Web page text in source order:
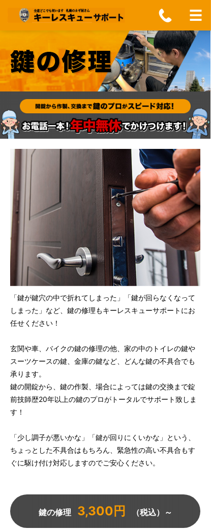
「鍵が鍵穴の中で折れてしまった」「鍵が回らなくなって
しまった」など、鍵の修理もキーレスキューサポートにお
任せください！
玄関や車、バイクの鍵の修理の他、家の中のトイレの鍵や
スーツケースの鍵、金庫の鍵など、どんな鍵の不具合でも
承ります。
鍵の開錠から、鍵の作製、場合によっては鍵の交換まで錠
前技師歴20年以上の鍵のプロがトータルでサポート致しま
す！
「少し調子が悪いかな」「鍵が回りにくいかな」という、
ちょっとした不具合はもちろん、緊急性の高い不具合もす
ぐに駆け付け対応しますのでご安心ください。
鍵の修理 3,300円 （税込）～